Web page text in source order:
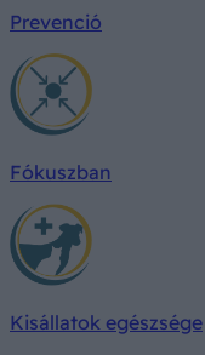
Prevenció
Fókuszban
Kisállatok egészsége